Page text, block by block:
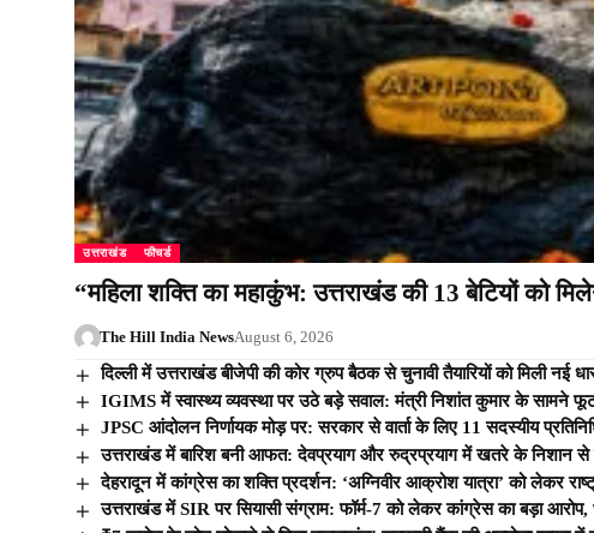
उत्तराखंड फीचर्ड
“महिला शक्ति का महाकुंभ: उत्तराखंड की 13 बेटियों को
The Hill India NewsAugust 6, 2026
दिल्ली में उत्तराखंड बीजेपी की कोर ग्रुप बैठक से चुनावी तैयारियों को
IGIMS में स्वास्थ्य व्यवस्था पर उठे बड़े सवाल: मंत्री निशांत कुमार के सामने
JPSC आंदोलन निर्णायक मोड़ पर: सरकार से वार्ता के लिए 11 सदस्यीय
उत्तराखंड में बारिश बनी आफत: देवप्रयाग और रुद्रप्रयाग में खतरे के निशान
देहरादून में कांग्रेस का शक्ति प्रदर्शन: ‘अग्निवीर आक्रोश यात्रा’ को लेकर
उत्तराखंड में SIR पर सियासी संग्राम: फॉर्म-7 को लेकर कांग्रेस का बड़ा